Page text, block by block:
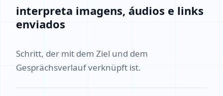
interpreta imagens, áudios e links
enviados
Schritt, der mit dem Ziel und dem
Gesprächsverlauf verknüpft ist.